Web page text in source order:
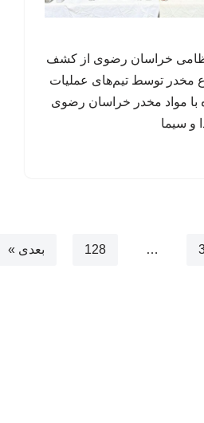
خراسان رضوی از کشف
مخدر توسط تیم‌های عملیات
با مواد مخدر خراسان رضوی
و سیما
…
128 بعدی »